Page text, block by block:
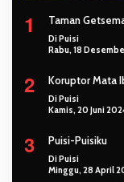
1 Taman
Di Puisi
Rabu, 18
2 Koruptor Mata
Di Puisi
Kamis, 20 Juni
3 Puisi-Puisiku
Di Puisi
Minggu, 28 April